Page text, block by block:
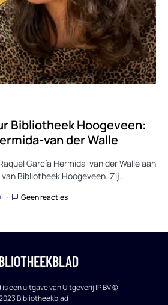
Bibliotheek Hoogeveen:
van der Walle
García Hermida-van der Walle aan
Bibliotheek Hoogeveen. Zij…
Geen reacties
een uitgave van Uitgeverij IP BV ©
Bibliotheekblad